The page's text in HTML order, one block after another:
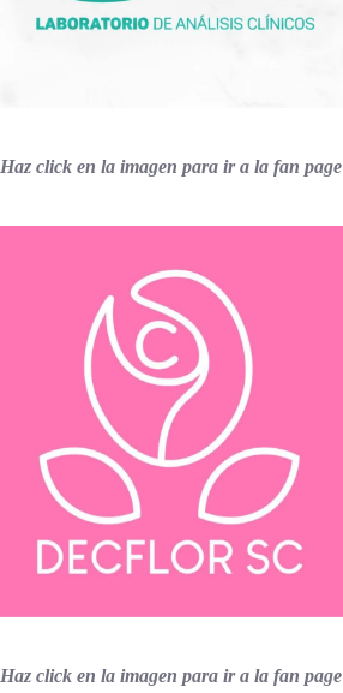
Haz click en la imagen para ir a la fan page
Haz click en la imagen para ir a la fan page